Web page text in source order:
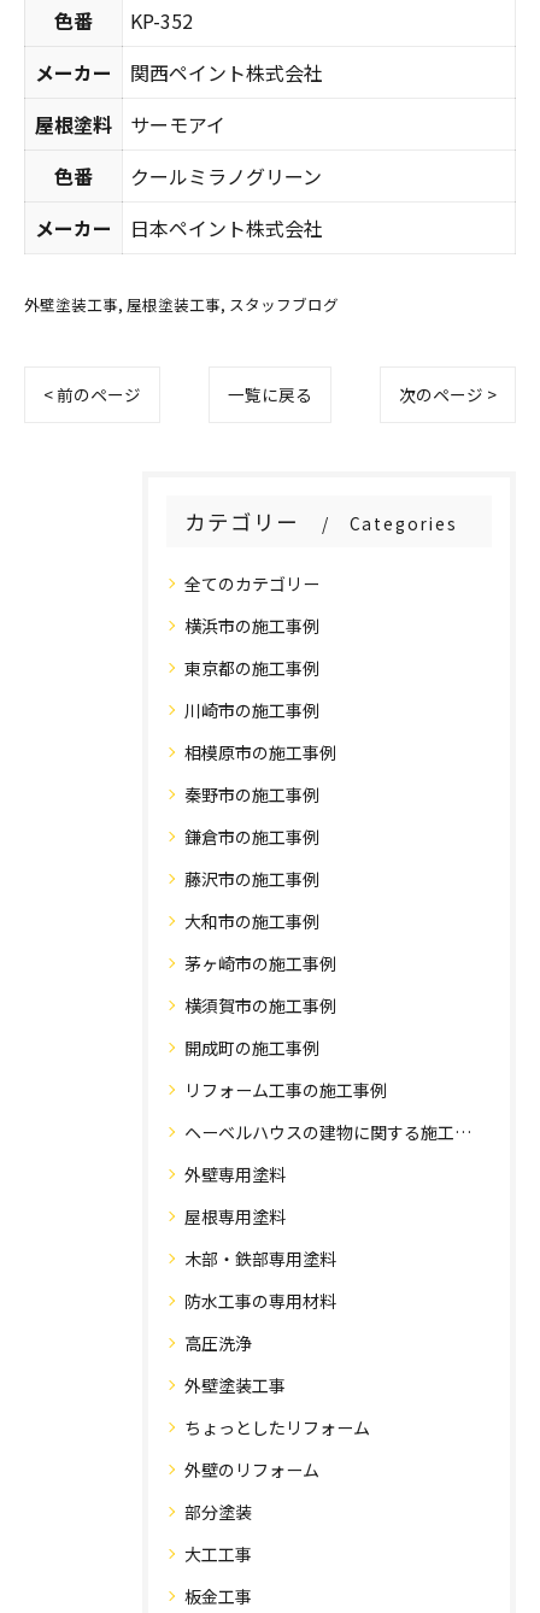
色番
KP-352
メーカー
関西ペイント株式会社
屋根塗料
サーモアイ
色番
クールミラノグリーン
メーカー
日本ペイント株式会社
外壁塗装工事 屋根塗装工事 スタッフブログ
< 前のページ 一覧に戻る 次のページ >
カテゴリー Categories
全てのカテゴリー
横浜市の施工事例
東京都の施工事例
川崎市の施工事例
相模原市の施工事例
秦野市の施工事例
鎌倉市の施工事例
藤沢市の施工事例
大和市の施工事例
茅ヶ崎市の施工事例
横須賀市の施工事例
開成町の施工事例
リフォーム工事の施工事例
ヘーベルハウスの建物に関する施工事例
外壁専用塗料
屋根専用塗料
木部・鉄部専用塗料
防水工事の専用材料
高圧洗浄
外壁塗装工事
ちょっとしたリフォーム
外壁のリフォーム
部分塗装
大工工事
板金工事